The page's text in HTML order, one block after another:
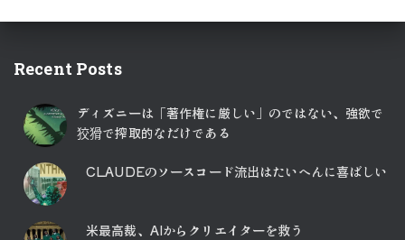
Recent Posts
ディズニーは「著作権に厳しい」のではない、強欲で
狡猾で搾取的なだけである
CLAUDEのソースコード流出はたいへんに喜ばしい
米最高裁、AIからクリエイターを救う